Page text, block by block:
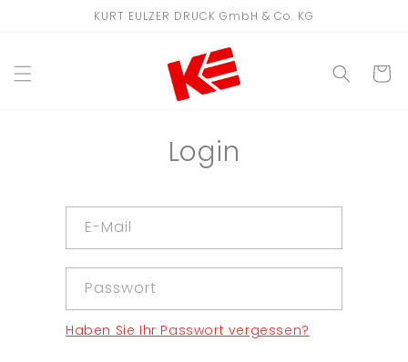
KURT EULZER DRUCK GmbH & Co. KG
Login
E-Mail
Passwort
Haben Sie Ihr Passwort vergessen?